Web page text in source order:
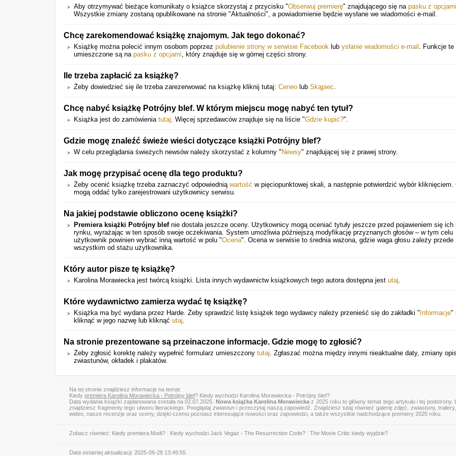
Aby otrzymywać bieżące komunikaty o książce skorzystaj z przycisku "Obserwuj premierę" znajdującego się na pasku z opcjami
Wszystkie zmiany zostaną opublikowane na stronie "Aktualności", a powiadomienie będzie wysłane we wiadomości e-mail.
Chcę zarekomendować książkę znajomym. Jak tego dokonać?
Książkę można polecić innym osobom poprzez polubienie strony w serwisie Facebook lub ysłanie wiadomości e-mail . Funkcje te
umieszczone są na pasku z opcjami, który znajduje się w górnej części strony.
Ile trzeba zapłacić za książkę?
Żeby dowiedzieć się ile trzeba zarezerwować na książkę kliknij tutaj: Ceneo lub Skąpiec.
Chcę nabyć książkę Potrójny blef. W którym miejscu mogę nabyć ten tytuł?
Książka jest do zamówienia tutaj. Więcej sprzedawców znajduje się na liście "Gdzie kupić?".
Gdzie mogę znaleźć świeże wieści dotyczące książki Potrójny blef?
W celu przeglądania świeżych newsów należy skorzystać z kolumny " Newsy" znajdującej się z prawej strony.
Jak mogę przypisać ocenę dla tego produktu?
Żeby ocenić książkę trzeba zaznaczyć odpowiednią wartość w pięciopunktowej skali, a następnie potwierdzić wybór kliknięciem.
mogą oddać tylko zarejestrowani użytkownicy serwisu.
Na jakiej podstawie obliczono ocenę książki?
Premiera książki Potrójny blefnie dostała jeszcze oceny. Użytkownicy mogą oceniać tytuły jeszcze przed pojawieniem się ich
rynku, wyrażając w ten sposób swoje oczekiwania. System umożliwia późniejszą modyfikację przyznanych głosów – w tym celu
użytkownik powinien wybrać inną wartość w polu "Ocena". Ocena w serwisie to średnia ważona, gdzie waga głosu zależy przede
wszystkim od stażu użytkownika.
Który autor pisze tę książkę?
Karolina Morawiecka jest twórcą książki. Lista innych wydawnictw książkowych tego autora dostępna jest utaj.
Które wydawnictwo zamierza wydać tę książkę?
Książka ma być wydana przez Harde. Żeby sprawdzić listę książek tego wydawcy należy przenieść się do zakładki " Informacje"
kliknąć w jego nazwę lub kliknąć utaj.
Na stronie prezentowane są przeinaczone informacje. Gdzie mogę to zgłosić?
Żeby zgłosić korektę należy wypełnić formularz umieszczony tutaj. Zgłaszać można między innymi nieaktualne daty, zmiany
zwiastunów, okładek i plakatów.
Na tej stronie znajdziesz informacje na temat:
Kiedy premiera Karolina Morawiecka - Potrójny blef? Kiedy wychodzi Karolina Morawiecka - Potrójny blef?
Data wydania książki zaplanowana została na 02.07.2025. Nowa książka Karolina Morawiecka z 2025 roku to główny temat tego artykułu i tej podstrony.
znajdziesz fragmenty tego utworu literackiego. Pooglądaj zwiastuni przeczytaj naszą zapowiedź. Znajdziesz tutaj również galerię zdjęć, zwiastuny,
wideo, nasze recenzje oraz oceny, dzięki czemu poznasz interesujące nowości oraz zapowiedzi, a także wszystkie nadchodzące premiery 2025 roku.
Zobacz również: Kiedy premiera Modi? Kiedy wychodzi Jack Vegaz - The Resurrection Code? The Movie Critic kiedy wyjdzie?
Data ostatniej aktualizacji: 2025-06-28 13:49:55